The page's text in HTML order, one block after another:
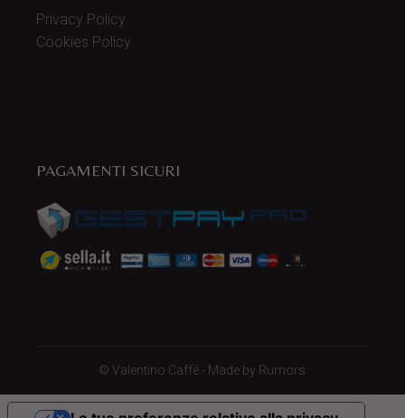
Privacy Policy
Cookies Policy
PAGAMENTI SICURI
©Valentino Caffè- Made by Rumors